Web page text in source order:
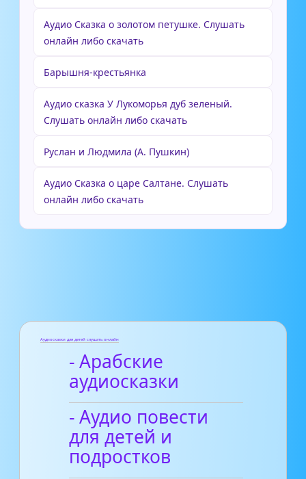
Аудио Сказка о золотом петушке. Слушать
онлайн либо скачать
Барышня-крестьянка
Аудио сказка У Лукоморья дуб зеленый.
Слушать онлайн либо скачать
Руслан и Людмила (А. Пушкин)
Аудио Сказка о царе Салтане. Слушать
онлайн либо скачать
Аудиосказки для детей слушать онлайн
- Арабские
аудиосказки
- Аудио повести
для детей и
подростков